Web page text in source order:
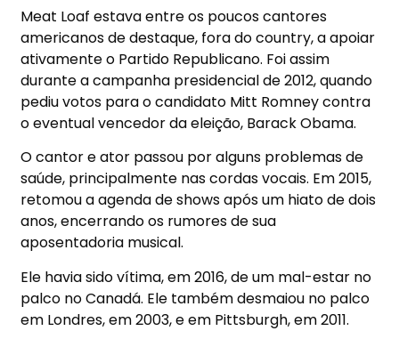
Meat Loaf estava entre os poucos cantores
americanos de destaque, fora do country, a apoiar
ativamente o Partido Republicano. Foi assim
durante a campanha presidencial de 2012, quando
pediu votos para o candidato Mitt Romney contra
o eventual vencedor da eleição, Barack Obama.
O cantor e ator passou por alguns problemas de
saúde, principalmente nas cordas vocais. Em 2015,
retomou a agenda de shows após um hiato de dois
anos, encerrando os rumores de sua
aposentadoria musical.
Ele havia sido vítima, em 2016, de um mal-estar no
palco no Canadá. Ele também desmaiou no palco
em Londres, em 2003, e em Pittsburgh, em 2011.